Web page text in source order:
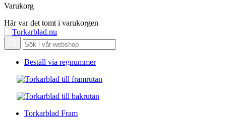
Varukorg
Här var det tomt i varukorgen
Beställ via regnummer
Torkarblad Fram